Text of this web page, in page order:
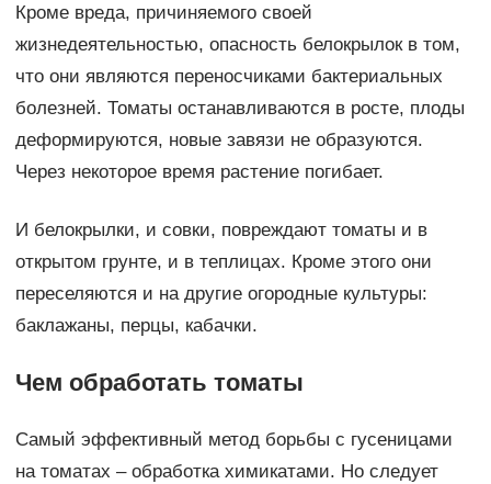
Кроме вреда, причиняемого своей
жизнедеятельностью, опасность белокрылок в том,
что они являются переносчиками бактериальных
болезней. Томаты останавливаются в росте, плоды
деформируются, новые завязи не образуются.
Через некоторое время растение погибает.
И белокрылки, и совки, повреждают томаты и в
открытом грунте, и в теплицах. Кроме этого они
переселяются и на другие огородные культуры:
баклажаны, перцы, кабачки.
Чем обработать томаты
Самый эффективный метод борьбы с гусеницами
на томатах – обработка химикатами. Но следует